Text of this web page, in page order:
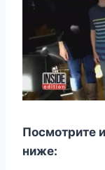
Посмотрите
ниже: